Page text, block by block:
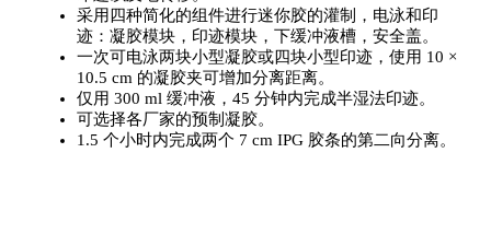
采用四种简化的组件进行迷你胶的灌制，电泳和印
迹：凝胶模块，印迹模块，下缓冲液槽，安全盖。
一次可电泳两块小型凝胶或四块小型印迹，使用 10 ×
10.5 cm 的凝胶夹可增加分离距离。
仅用 300 ml 缓冲液，45 分钟内完成半湿法印迹。
可选择各厂家的预制凝胶。
1.5 个小时内完成两个 7 cm IPG 胶条的第二向分离。